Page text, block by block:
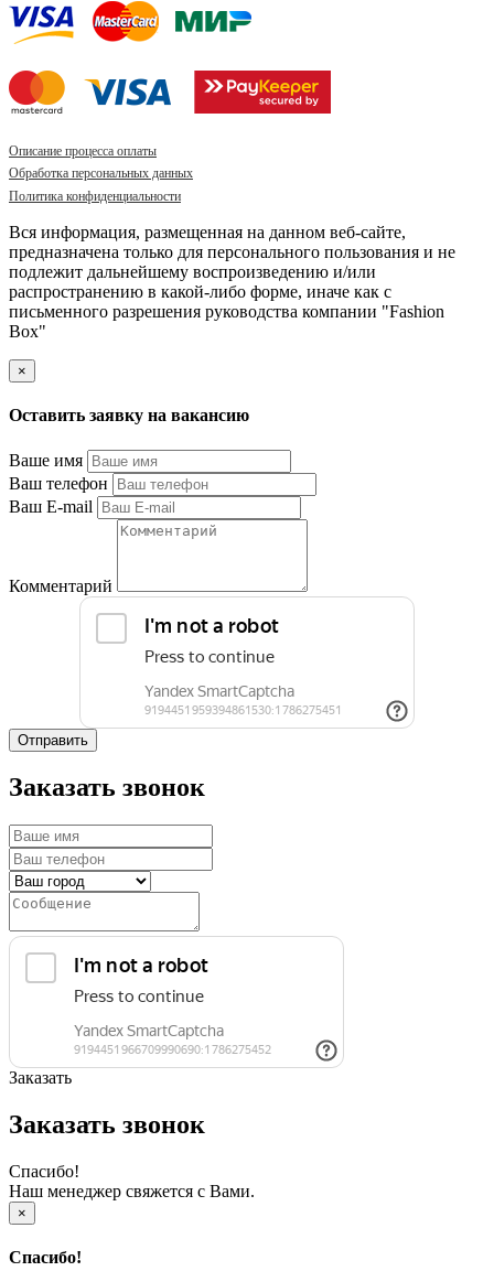
Описание процесса оплаты
Обработка персональных данных
Политика конфиденциальности
Вся информация, размещенная на данном веб-сайте,
предназначена только для персонального пользования и не
подлежит дальнейшему воспроизведению и/или
распространению в какой-либо форме, иначе как с
письменного разрешения руководства компании "Fashion
Box"
×
Оставить заявку на вакансию
Ваше имя
Ваш телефон
Ваш E-mail
Комментарий
Отправить
Заказать звонок
Заказать
Заказать звонок
Спасибо!
Наш менеджер свяжется с Вами.
×
Спасибо!